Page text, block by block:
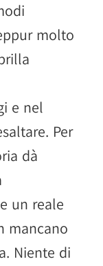
molto
e nel
Per
dà
un reale
mancano
Niente di